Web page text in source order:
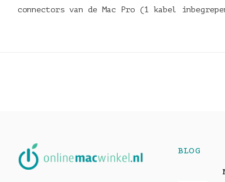
connectors van de Mac Pro (1 kabel
BLOG